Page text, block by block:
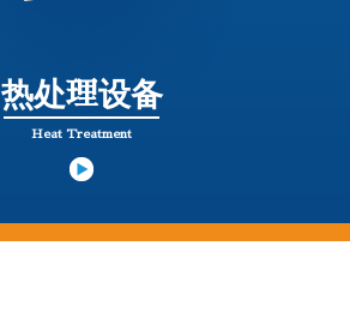
热处理设备
Heat Treatment